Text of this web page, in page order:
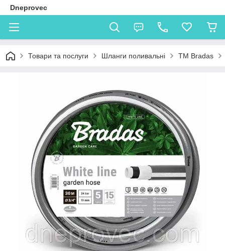
Dneprovec
Товари та послуги Шланги поливальні TM Bradas